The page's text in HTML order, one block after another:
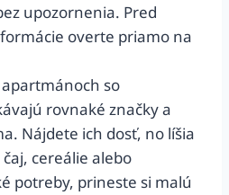
upozornenia. Pred
overte priamo na
so
rovnaké značky a
Nájdete ich dosť, no líšia
cereálie alebo
potreby, prineste si malú